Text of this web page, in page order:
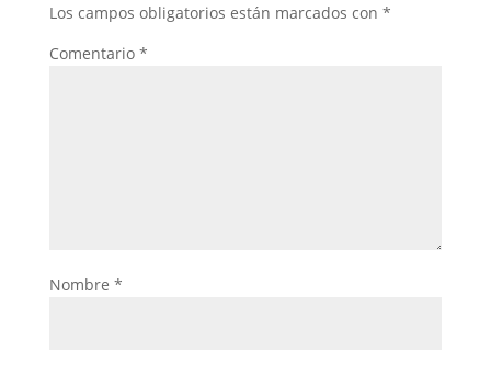
Los campos obligatorios están marcados con *
Comentario *
Nombre *